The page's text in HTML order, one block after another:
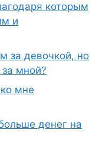
которым
и
за девочкой, но
мной?
мне
денег на